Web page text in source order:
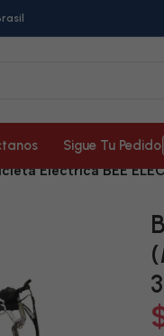
Sigue Tu Pedido
Eléctrica BEE